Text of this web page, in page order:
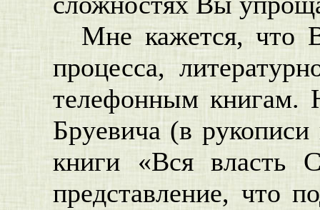
Мне кажется, что
процесса,
телефонным книгам.
Бруевича (в
книги «Вся власть
представление, что